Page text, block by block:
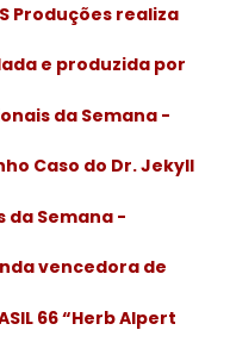
Produções realiza
e produzida por
da Semana -
Caso do Dr. Jekyll
da Semana -
vencedora de
66 “Herb Alpert